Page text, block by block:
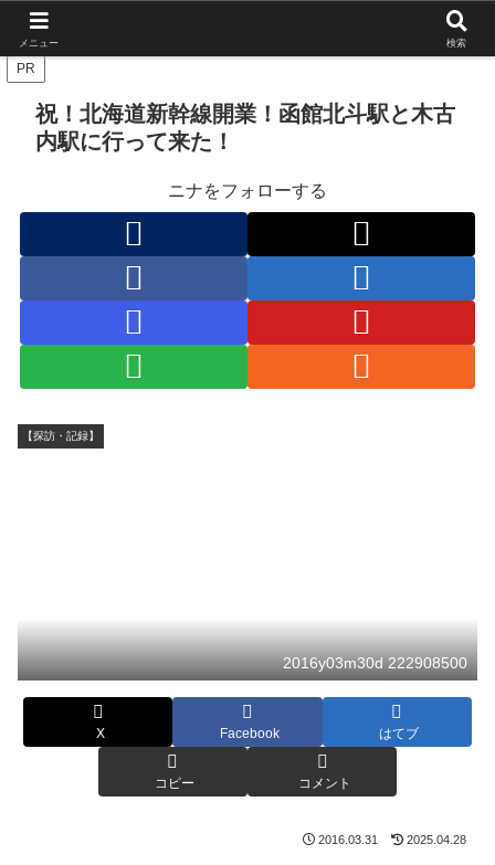
PR
祝！北海道新幹線開業！函館北斗駅と木古
内駅に行って来た！
ニナをフォローする
【探訪・記録】
2016y03m30d 222908500
X Facebook はてブ
コピー コメント
2016.03.31 2025.04.28
メニュー 検索